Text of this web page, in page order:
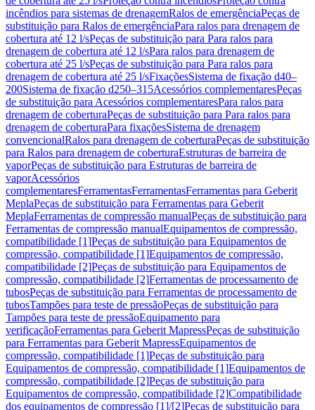
incêndios para sistemas de drenagemRalos de emergênciaPeças de
substituição para Ralos de emergênciaPara ralos para drenagem de
cobertura até 12 l/sPeças de substituição para Para ralos para
drenagem de cobertura até 12 l/sPara ralos para drenagem de
cobertura até 25 l/sPeças de substituição para Para ralos para
drenagem de cobertura até 25 l/sFixaçõesSistema de fixação d40–
200Sistema de fixação d250–315Acessórios complementaresPeças
de substituição para Acessórios complementaresPara ralos para
drenagem de coberturaPeças de substituição para Para ralos para
drenagem de coberturaPara fixaçõesSistema de drenagem
convencionalRalos para drenagem de coberturaPeças de substituição
para Ralos para drenagem de coberturaEstruturas de barreira de
vaporPeças de substituição para Estruturas de barreira de
vaporAcessórios
complementaresFerramentasFerramentasFerramentas para Geberit
MeplaPeças de substituição para Ferramentas para Geberit
MeplaFerramentas de compressão manualPeças de substituição para
Ferramentas de compressão manualEquipamentos de compressão,
compatibilidade [1]Peças de substituição para Equipamentos de
compressão, compatibilidade [1]Equipamentos de compressão,
compatibilidade [2]Peças de substituição para Equipamentos de
compressão, compatibilidade [2]Ferramentas de processamento de
tubosPeças de substituição para Ferramentas de processamento de
tubosTampões para teste de pressãoPeças de substituição para
Tampões para teste de pressãoEquipamento para
verificaçãoFerramentas para Geberit MapressPeças de substituição
para Ferramentas para Geberit MapressEquipamentos de
compressão, compatibilidade [1]Peças de substituição para
Equipamentos de compressão, compatibilidade [1]Equipamentos de
compressão, compatibilidade [2]Peças de substituição para
Equipamentos de compressão, compatibilidade [2]Compatibilidade
dos equipamentos de compressão [1]/[2]Peças de substituição para